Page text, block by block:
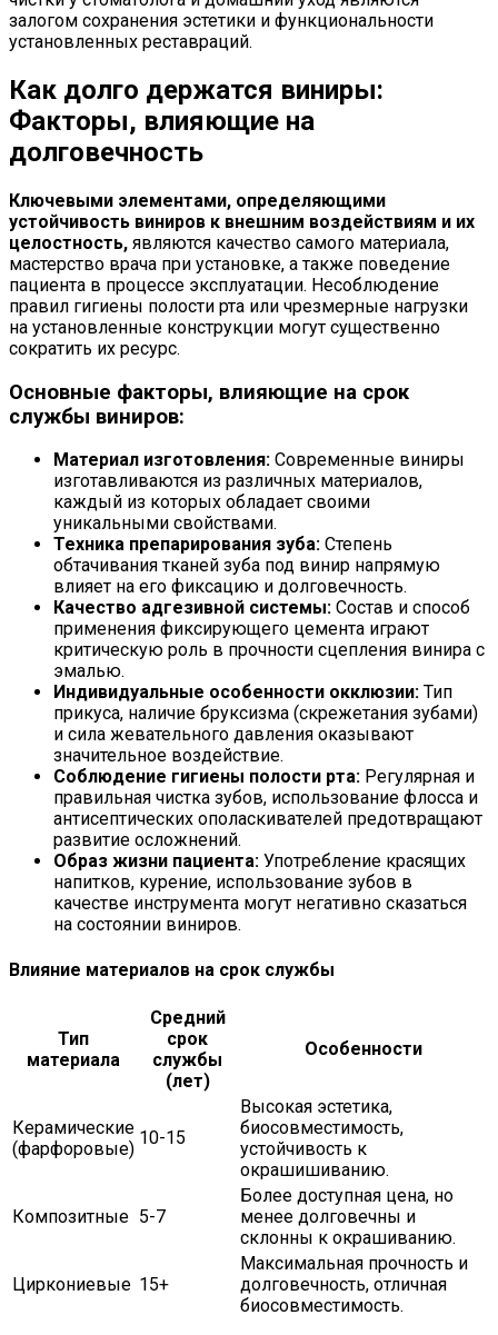
залогом сохранения эстетики и функциональности
установленных реставраций.
Как долго держатся виниры:
Факторы, влияющие на
долговечность
Ключевыми элементами, определяющими
устойчивость виниров к внешним воздействиям и их
целостность, являются качество самого материала,
мастерство врача при установке, а также поведение
пациента в процессе эксплуатации. Несоблюдение
правил гигиены полости рта или чрезмерные нагрузки
на установленные конструкции могут существенно
сократить их ресурс.
Основные факторы, влияющие на срок
службы виниров:
Материал изготовления: Современные виниры
изготавливаются из различных материалов,
каждый из которых обладает своими
уникальными свойствами.
Техника препарирования зуба: Степень
обтачивания тканей зуба под винир напрямую
влияет на его фиксацию и долговечность.
Качество адгезивной системы: Состав и способ
применения фиксирующего цемента играют
критическую роль в прочности сцепления винира с
эмалью.
Индивидуальные особенности окклюзии: Тип
прикуса, наличие бруксизма (скрежетания зубами)
и сила жевательного давления оказывают
значительное воздействие.
Соблюдение гигиены полости рта: Регулярная и
правильная чистка зубов, использование флосса и
антисептических ополаскивателей предотвращают
развитие осложнений.
Образ жизни пациента: Употребление красящих
напитков, курение, использование зубов в
качестве инструмента могут негативно сказаться
на состоянии виниров.
Влияние материалов на срок службы
Тип
материала
Средний
срок
службы
(лет)
Особенности
Керамические
(фарфоровые)
10-15
Высокая эстетика,
биосовместимость,
устойчивость к
окрашишиванию.
Композитные 5-7
Более доступная цена, но
менее долговечны и
склонны к окрашиванию.
Циркониевые 15+
Максимальная прочность и
долговечность, отличная
биосовместимость.